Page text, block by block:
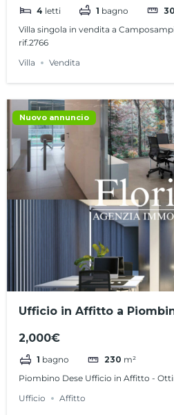
4 letti 1 bagno
Villa singola in vendita a
rif.2766
Villa
Vendita
Nuovo annuncio
Ufficio in Affitto a
2,000€
1 bagno 230 m²
Piombino Dese Ufficio in Affitto -
Ufficio
Affitto